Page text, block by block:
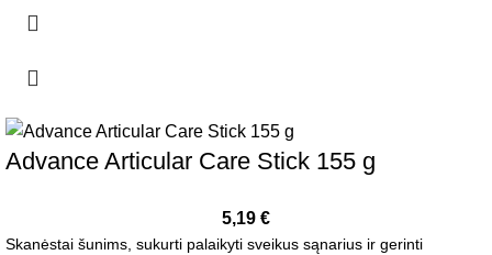
Advance Articular Care Stick 155 g
5,19 €
Skanėstai šunims, sukurti palaikyti sveikus sąnarius ir gerinti